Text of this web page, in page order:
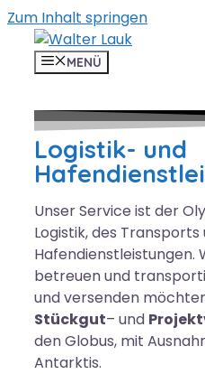
Zum Inhalt springen
MENÜ
Logistik- und
Unser Service ist der
Logistik, des Transports
Hafendienstleistungen.
betreuen und
und versenden
Stückgut– und
den Globus, mit
Antarktis.